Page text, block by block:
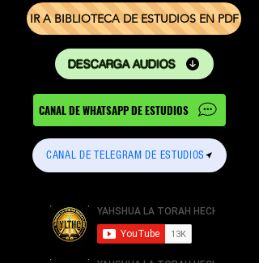
IR A BIBLIOTECA DE ESTUDIOS EN PDF
DESCARGA AUDIOS
CANAL DE WHATSAPP DE ESTUDIOS
CANAL DE TELEGRAM DE ESTUDIOS